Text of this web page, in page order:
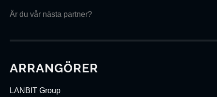
Är du vår nästa partner?
ARRANGÖRER
LANBIT Group